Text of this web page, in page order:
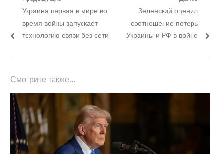
записям
Предыдущий
пост:
Украина первая в мире во
время войны запускает
технологию связи без сети
Следующий
пост:
Зеленский оценил
соотношение потерь
Украины и РФ в войне
Смотрите также...